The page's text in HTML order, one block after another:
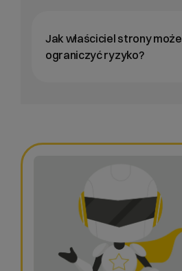
Jak właściciel strony może
ograniczyć ryzyko?